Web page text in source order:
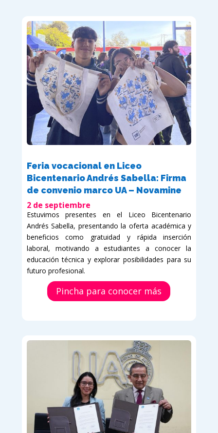
Feria vocacional en Liceo
Bicentenario Andrés Sabella: Firma
de convenio marco UA – Novamine
2 de septiembre
Estuvimos presentes en el Liceo Bicentenario
Andrés Sabella, presentando la oferta académica y
beneficios como gratuidad y rápida inserción
laboral, motivando a estudiantes a conocer la
educación técnica y explorar posibilidades para su
futuro profesional.
Pincha para conocer más